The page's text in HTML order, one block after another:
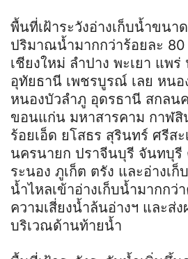
พื้นที่เฝ้าระวังอ่างเก็บน้ำขนา
ปริมาณน้ำมากกว่าร้อยละ
เชียงใหม่ ลำปาง พะเยา แพ
อุทัยธานี เพชรบูรณ์ เลย หนอ
หนองบัวลำภู อุดรธานี สกล
ขอนแก่น มหาสารคาม กาฬสิ
ร้อยเอ็ด ยโสธร สุรินทร์ ศรีส
นครนายก ปราจีนบุรี จันทบุรี
ระนอง ภูเก็ต ตรัง และอ่างเ
น้ำไหลเข้าอ่างเก็บน้ำมากกว่
ความเสี่ยงน้ำล้นอ่างฯ และส่
บริเวณด้านท้ายน้ำ